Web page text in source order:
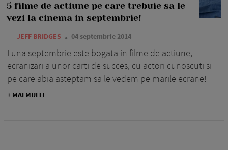
5 filme de actiune pe care trebuie sa le
vezi la cinema in septembrie!
— JEFF BRIDGES 04 septembrie 2014
Luna septembrie este bogata in filme de actiune,
ecranizari a unor carti de succes, cu actori cunoscuti si
pe care abia asteptam sa le vedem pe marile ecrane!
+ MAI MULTE